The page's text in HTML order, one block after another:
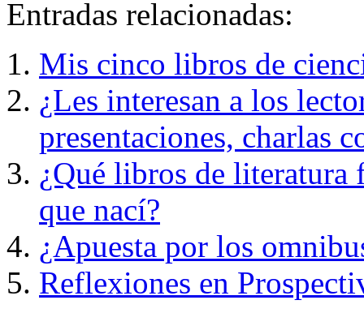
Entradas relacionadas:
Mis cinco libros de
¿Les interesan a los
presentaciones, charlas
¿Qué libros de literatura
que nací?
¿Apuesta por los
Reflexiones en